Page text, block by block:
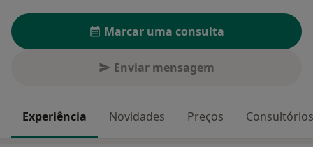
Marcar uma consulta
Enviar mensagem
Experiência Novidades Preços Consultórios